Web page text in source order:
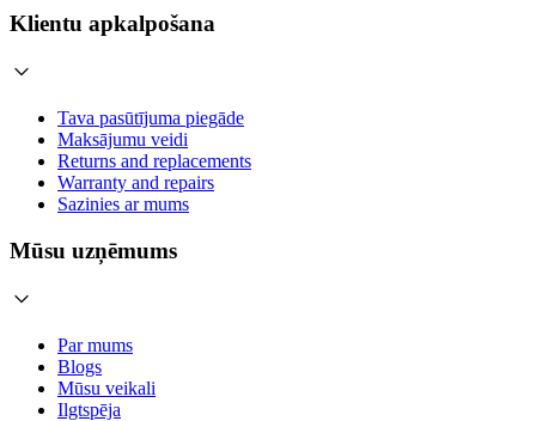
Klientu apkalpošana
Tava pasūtījuma piegāde
Maksājumu veidi
Returns and replacements
Warranty and repairs
Sazinies ar mums
Mūsu uzņēmums
Par mums
Blogs
Mūsu veikali
Ilgtspēja